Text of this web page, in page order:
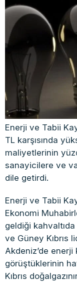
Enerji ve Tabii
TL karşısında
maliyetlerinin
sanayicilere ve
dile getirdi.
Enerji ve Tabii
Ekonomi
geldiği kahvaltıda
ve Güney Kıbrıs
Akdeniz’de enerji
görüştüklerinin
Kıbrıs